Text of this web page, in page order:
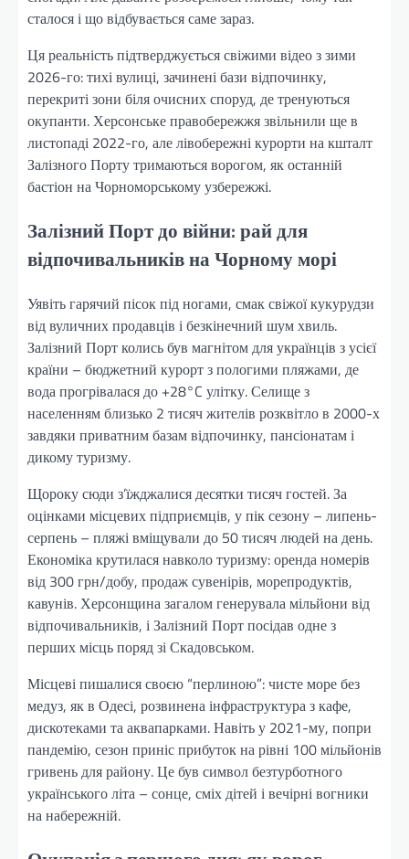
сталося і що відбувається саме зараз.
Ця реальність підтверджується свіжими відео з зими
2026-го: тихі вулиці, зачинені бази відпочинку,
перекриті зони біля очисних споруд, де тренуються
окупанти. Херсонське правобережжя звільнили ще в
листопаді 2022-го, але лівобережні курорти на кшталт
Залізного Порту тримаються ворогом, як останній
бастіон на Чорноморському узбережжі.
Залізний Порт до війни: рай для
відпочивальників на Чорному морі
Уявіть гарячий пісок під ногами, смак свіжої кукурудзи
від вуличних продавців і безкінечний шум хвиль.
Залізний Порт колись був магнітом для українців з усієї
країни – бюджетний курорт з пологими пляжами, де
вода прогрівалася до +28°C улітку. Селище з
населенням близько 2 тисяч жителів розквітло в 2000-х
завдяки приватним базам відпочинку, пансіонатам і
дикому туризму.
Щороку сюди з’їжджалися десятки тисяч гостей. За
оцінками місцевих підприємців, у пік сезону – липень-
серпень – пляжі вміщували до 50 тисяч людей на день.
Економіка крутилася навколо туризму: оренда номерів
від 300 грн/добу, продаж сувенірів, морепродуктів,
кавунів. Херсонщина загалом генерувала мільйони від
відпочивальників, і Залізний Порт посідав одне з
перших місць поряд зі Скадовськом.
Місцеві пишалися своєю “перлиною”: чисте море без
медуз, як в Одесі, розвинена інфраструктура з кафе,
дискотеками та аквапарками. Навіть у 2021-му, попри
пандемію, сезон приніс прибуток на рівні 100 мільйонів
гривень для району. Це був символ безтурботного
українського літа – сонце, сміх дітей і вечірні вогники
на набережній.